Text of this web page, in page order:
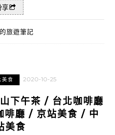
享
旅遊筆記
美食 2020-10-25
下午茶 / 台北咖啡廳
啡廳 / 京站美食 / 中
美食